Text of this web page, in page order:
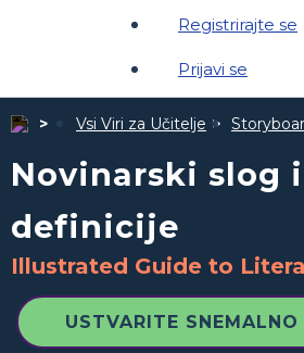
Registrirajte se
Prijavi se
Vsi Viri za Učitelje
Novinarski slog
definicije
Illustrated Guide to
USTVARITE